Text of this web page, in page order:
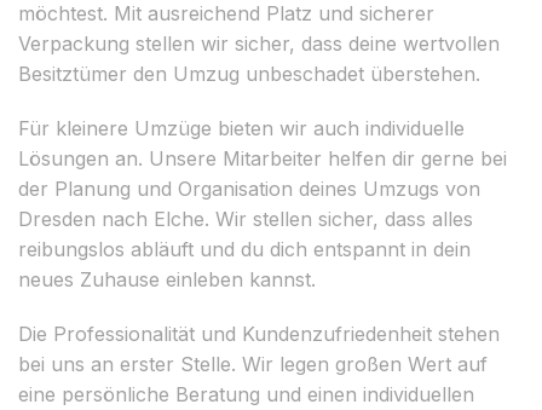
möchtest. Mit ausreichend Platz und sicherer
Verpackung stellen wir sicher, dass deine wertvollen
Besitztümer den Umzug unbeschadet überstehen.
Für kleinere Umzüge bieten wir auch individuelle
Lösungen an. Unsere Mitarbeiter helfen dir gerne bei
der Planung und Organisation deines Umzugs von
Dresden nach Elche. Wir stellen sicher, dass alles
reibungslos abläuft und du dich entspannt in dein
neues Zuhause einleben kannst.
Die Professionalität und Kundenzufriedenheit stehen
bei uns an erster Stelle. Wir legen großen Wert auf
eine persönliche Beratung und einen individuellen